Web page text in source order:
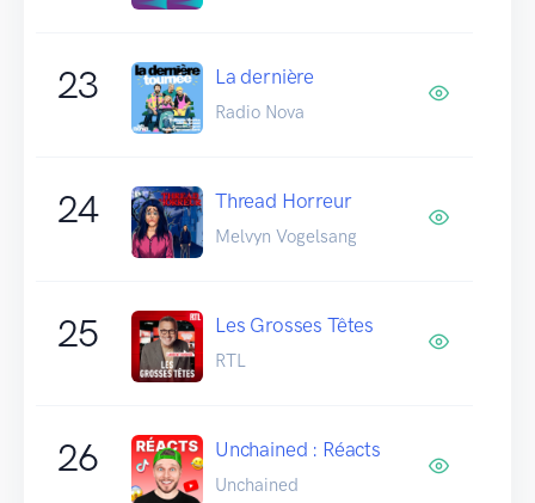
23 La dernière
Radio Nova
24 Thread Horreur
Melvyn Vogelsang
25 Les Grosses Têtes
RTL
26 Unchained : Réacts
Unchained